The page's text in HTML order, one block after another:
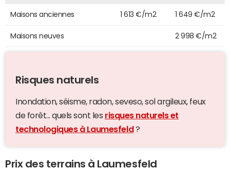
Maisons anciennes 1 613 €/m2 1 649 €/m2
Maisons neuves 2 998 €/m2
Risques naturels
Inondation, séisme, radon, seveso, sol argileux, feux
de forêt... quels sont les risques naturels et
technologiques à Laumesfeld ?
Prix des terrains à Laumesfeld